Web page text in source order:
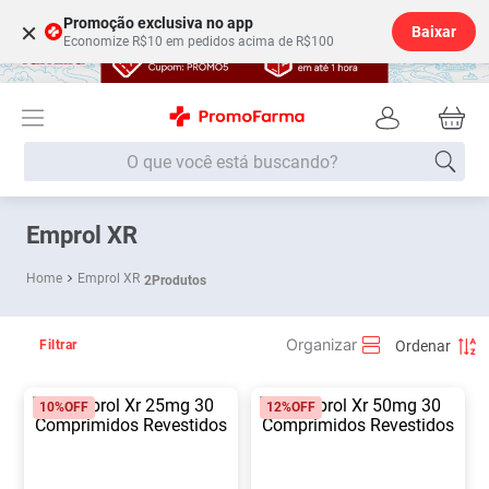
× Promoção exclusiva no app
Economize R$10 em pedidos acima de R$100
Baixar
O que você está buscando?
Emprol XR
Emprol XR 2Produtos
Filtrar
10%OFF 12%OFF
Termos mais buscados
1 º Fralda
3º
5º Fralda G